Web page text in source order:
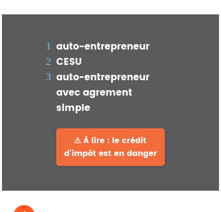
auto-entrepreneur
CESU
auto-entrepreneur
avec agrement
simple
⚠ À lire : le crédit
d’impôt est en danger